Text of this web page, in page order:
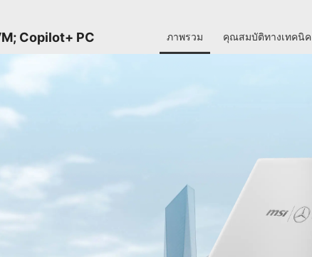
Copilot+ PC ภาพรวม คุณสมบัติทางเทคนิค